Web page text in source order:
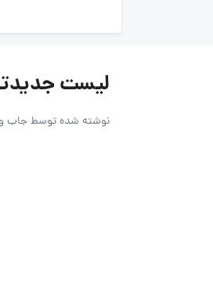
لیست
نوشته شده توسطجاب